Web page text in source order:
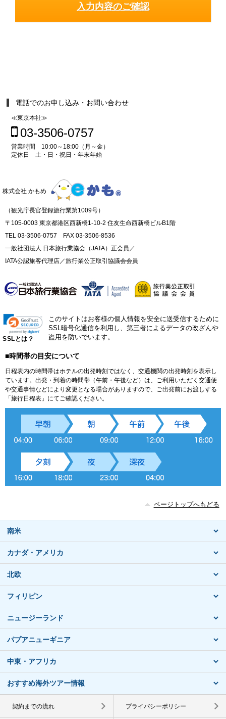
電話でのお申し込み・お問い合わせ
≪東京本社≫
03-3506-0757
営業時間 10:00～18:00（月～金）
定休日 土・日・祝日・年末年始
株式会社 かもめ
（観光庁長官登録旅行業第1009号）
〒105-0003 東京都港区西新橋1-10-2 住友生命西新橋ビルB1階
TEL 03-3506-0757 FAX 03-3506-8536
一般社団法人 日本旅行業協会（JATA）正会員／
IATA公認旅客代理店／旅行業公正取引協議会会員
SSLとは？
このサイトはお客様の個人情報を安全に送受信するために
SSL暗号化通信を利用し、第三者によるデータの改ざんや
盗用を防いでいます。
■時間帯の目安について
日程表内の時間帯はホテルの出発時刻ではなく、交通機関の出発時刻を表示し
ています。出発・到着の時間帯（午前・午後など）は、ご利用いただく交通便
や交通事情などにより変更となる場合がありますので、ご出発前にお渡しする
「旅行日程表」にてご確認ください。
ページトップへもどる
南米
カナダ・アメリカ
北欧
フィリピン
ニュージーランド
パプアニューギニア
中東・アフリカ
おすすめ海外ツアー情報
契約までの流れ プライバシーポリシー